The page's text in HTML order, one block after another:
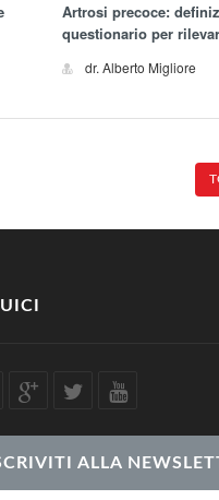
Artrosi precoce:
questionario per
dr. Alberto Migliore
ALLA